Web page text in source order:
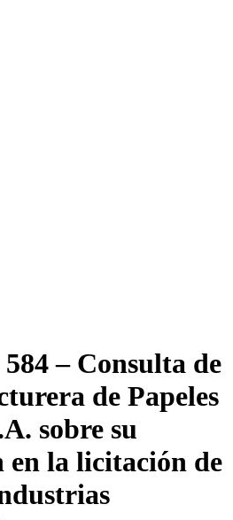
– Consulta de
de Papeles
sobre su
la licitación de